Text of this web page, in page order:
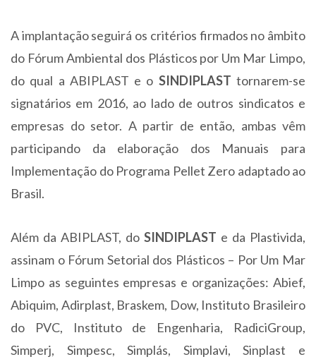
A implantação seguirá os critérios firmados no âmbito
do Fórum Ambiental dos Plásticos por Um Mar Limpo,
do qual a ABIPLAST e o SINDIPLAST tornarem-se
signatários em 2016, ao lado de outros sindicatos e
empresas do setor. A partir de então, ambas vêm
participando da elaboração dos Manuais para
Implementação do Programa Pellet Zero adaptado ao
Brasil.
Além da ABIPLAST, do SINDIPLAST e da Plastivida,
assinam o Fórum Setorial dos Plásticos – Por Um Mar
Limpo as seguintes empresas e organizações: Abief,
Abiquim, Adirplast, Braskem, Dow, Instituto Brasileiro
do PVC, Instituto de Engenharia, RadiciGroup,
Simperj, Simpesc, Simplás, Simplavi, Sinplast e